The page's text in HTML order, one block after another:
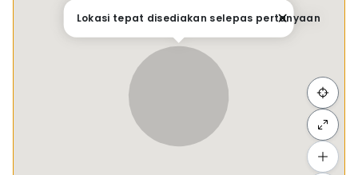
Strategic location with easy access to Pasir Gudang
Selling Price: RM11.8 Million
High potential industrial asset with strong capital
Tempat Disimpan Keretapi Bus Membeli-
Lokasi tepat disediakan selepas pertanyaan
Sembunyi senarai